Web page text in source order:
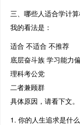
三、哪些人适合学计
我的看法是：
适合 不适合 不推荐
底层奋斗族 学习能力
理科考公党
二者兼顾群
具体原因，请看下文。
1. 你的人生追求是什么